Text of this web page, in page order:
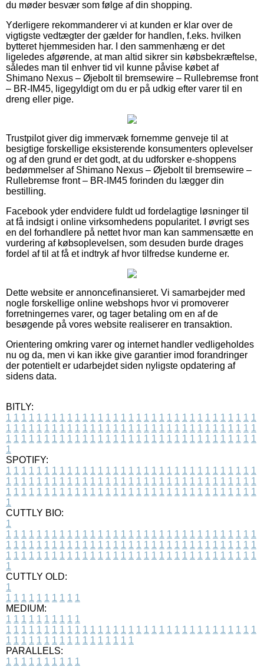
du møder besvær som følge af din shopping.
Yderligere rekommanderer vi at kunden er klar over de
vigtigste vedtægter der gælder for handlen, f.eks. hvilken
bytteret hjemmesiden har. I den sammenhæng er det
ligeledes afgørende, at man altid sikrer sin købsbekræftelse,
således man til enhver tid vil kunne påvise købet af
Shimano Nexus – Øjebolt til bremsewire – Rullebremse front
– BR-IM45, ligegyldigt om du er på udkig efter varer til en
dreng eller pige.
Trustpilot giver dig immervæk fornemme genveje til at
besigtige forskellige eksisterende konsumenters oplevelser
og af den grund er det godt, at du udforsker e-shoppens
bedømmelser af Shimano Nexus – Øjebolt til bremsewire –
Rullebremse front – BR-IM45 forinden du lægger din
bestilling.
Facebook yder endvidere fuldt ud fordelagtige løsninger til
at få indsigt i online virksomhedens popularitet. I øvrigt ses
en del forhandlere på nettet hvor man kan sammensætte en
vurdering af købsoplevelsen, som desuden burde drages
fordel af til at få et indtryk af hvor tilfredse kunderne er.
Dette website er annoncefinansieret. Vi samarbejder med
nogle forskellige online webshops hvor vi promoverer
forretningernes varer, og tager betaling om en af de
besøgende på vores website realiserer en transaktion.
Orientering omkring varer og internet handler vedligeholdes
nu og da, men vi kan ikke give garantier imod forandringer
der potentielt er udarbejdet siden nyligste opdatering af
sidens data.
BITLY:
1 1 1 1 1 1 1 1 1 1 1 1 1 1 1 1 1 1 1 1 1 1 1 1 1 1 1 1 1 1 1 1 1
1 1 1 1 1 1 1 1 1 1 1 1 1 1 1 1 1 1 1 1 1 1 1 1 1 1 1 1 1 1 1 1 1
1 1 1 1 1 1 1 1 1 1 1 1 1 1 1 1 1 1 1 1 1 1 1 1 1 1 1 1 1 1 1 1 1
1
SPOTIFY:
1 1 1 1 1 1 1 1 1 1 1 1 1 1 1 1 1 1 1 1 1 1 1 1 1 1 1 1 1 1 1 1 1
1 1 1 1 1 1 1 1 1 1 1 1 1 1 1 1 1 1 1 1 1 1 1 1 1 1 1 1 1 1 1 1 1
1 1 1 1 1 1 1 1 1 1 1 1 1 1 1 1 1 1 1 1 1 1 1 1 1 1 1 1 1 1 1 1 1
1
CUTTLY BIO:
1
1 1 1 1 1 1 1 1 1 1 1 1 1 1 1 1 1 1 1 1 1 1 1 1 1 1 1 1 1 1 1 1 1
1 1 1 1 1 1 1 1 1 1 1 1 1 1 1 1 1 1 1 1 1 1 1 1 1 1 1 1 1 1 1 1 1
1 1 1 1 1 1 1 1 1 1 1 1 1 1 1 1 1 1 1 1 1 1 1 1 1 1 1 1 1 1 1 1 1
1
CUTTLY OLD:
1
1 1 1 1 1 1 1 1 1 1
MEDIUM:
1 1 1 1 1 1 1 1 1 1
1 1 1 1 1 1 1 1 1 1 1 1 1 1 1 1 1 1 1 1 1 1 1 1 1 1 1 1 1 1 1 1 1
1 1 1 1 1 1 1 1 1 1 1 1 1 1 1 1 1
PARALLELS:
1 1 1 1 1 1 1 1 1 1